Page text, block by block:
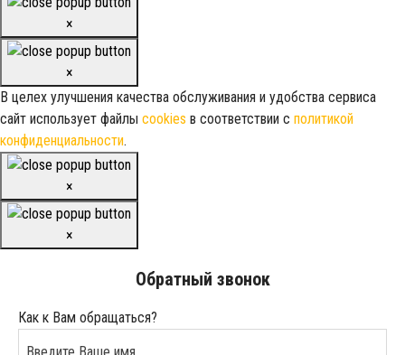
×
×
В целех улучшения качества обслуживания и удобства сервиса
сайт использует файлы cookies в соответствии с политикой
конфиденциальности.
×
×
Обратный звонок
Как к Вам обращаться?